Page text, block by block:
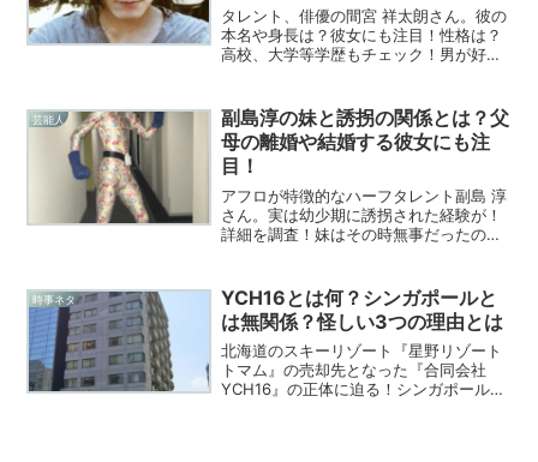
タレント、俳優の間宮 祥太朗さん。彼の
本名や身長は？彼女にも注目！性格は？
高校、大学等学歴もチェック！男が好き
芸能人
副島淳の妹と誘拐の関係とは？父
母の離婚や結婚する彼女にも注
目！
アフロが特徴的なハーフタレント副島 淳
さん。実は幼少期に誘拐された経験が！
詳細を調査！妹はその時無事だったの
時事ネタ
YCH16とは何？シンガポールと
は無関係？怪しい3つの理由とは
北海道のスキーリゾート『星野リゾート
トマム』の売却先となった『合同会社
YCH16』の正体に迫る！シンガポールの